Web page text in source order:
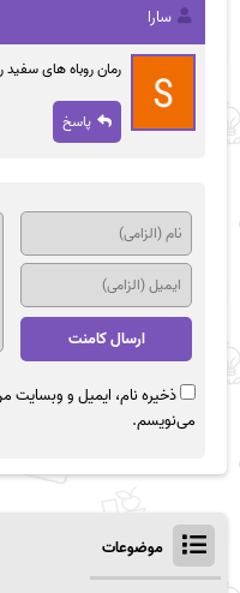
سارا
رمان روباه های سفید
پاسخ
ذخیره نام، ایمیل و وبسایت
می‌نویسم.
موضوعات